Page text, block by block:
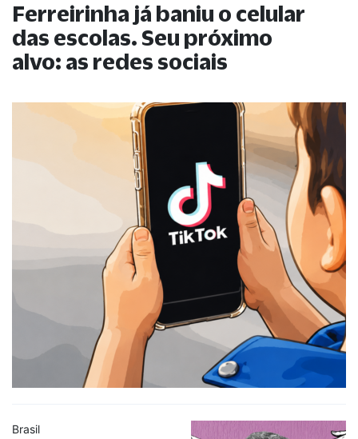
Ferreirinha já baniu o celular
das escolas. Seu próximo
alvo: as redes sociais
Brasil